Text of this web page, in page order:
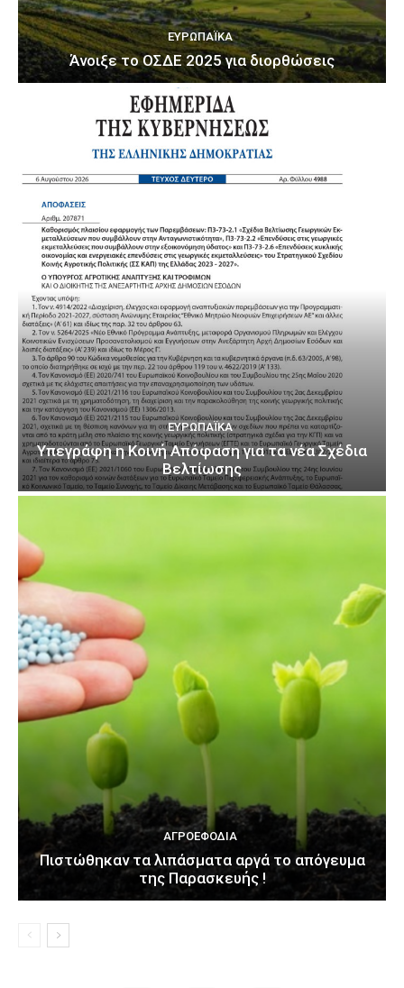
ΕΥΡΩΠΑΪΚΆ
Άνοιξε το ΟΣΔΕ 2025 για διορθώσεις
ΕΥΡΩΠΑΪΚΆ
Υπεγράφη η Κοινή Απόφαση για τα νέα Σχέδια
Βελτίωσης
ΑΓΡΟΕΦΌΔΙΑ
Πιστώθηκαν τα λιπάσματα αργά το απόγευμα
της Παρασκευής !